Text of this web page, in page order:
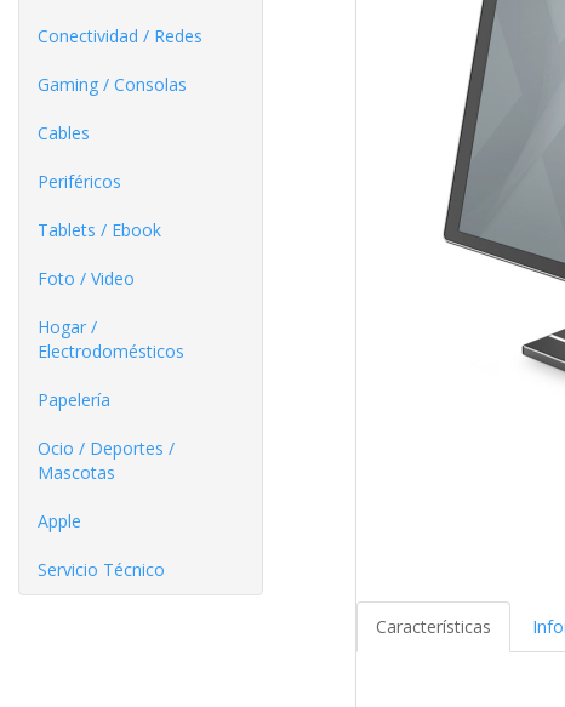
Conectividad / Redes
Gaming / Consolas
Cables
Periféricos
Tablets / Ebook
Foto / Video
Hogar /
Electrodomésticos
Papelería
Ocio / Deportes /
Mascotas
Apple
Servicio Técnico
Características